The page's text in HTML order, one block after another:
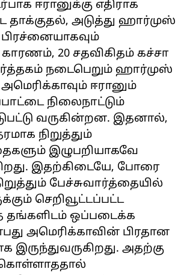
ஈரானுக்கு எதிராக
அடுத்து ஹார்முஸ்
காரணம், 20 சதவிகிதம் கச்சா
நடைபெறும் ஹார்முஸ்
ஈரானும்
நிலைநாட்டும்
வருகின்றன. இதனால்,
நிறுத்தும்
இழுபறியாகவே
இதற்கிடையே, போரை
பேச்சுவார்த்தையில்
செறிவூட்டப்பட்ட
தங்களிடம் ஒப்படைக்க
அமெரிக்காவின் பிரதான
இருந்துவருகிறது. அதற்கு